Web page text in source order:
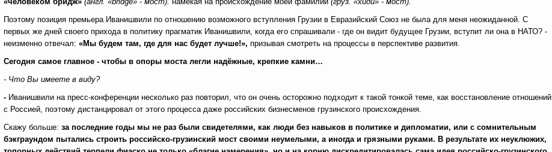
Поэтому позиция премьера Иванишвили по отношению возможного вступления Грузии в Евразийский Союз не была для меня неожиданной. С
первых же дней своего прихода в политику прагматик Иванишвили, когда его спрашивали - где он видит будущее Грузии, вступит ли она в НАТО? -
неизменно отвечал: «Мы будем там, где для нас будет лучше!», призывая смотреть на процессы в перспективе развития.
Сегодня самое главное - чтобы в опоры моста легли надёжные, крепкие камни…
- Что Вы имеете в виду?
- Иванишвили на пресс-конференции несколько раз повторил, что он очень осторожно подходит к такой тонкой теме, как восстановление отношений
с Россией, поэтому дистанцировал от этого процесса даже российских бизнесменов грузинского происхождения.
Скажу больше: за последние годы мы не раз были свидетелями, как люди без навыков в политике и дипломатии, или с сомнительным
бэкграундом пытались строить российско-грузинский мост своими неумелыми, а иногда и грязными руками. В результате их неуклюжих,